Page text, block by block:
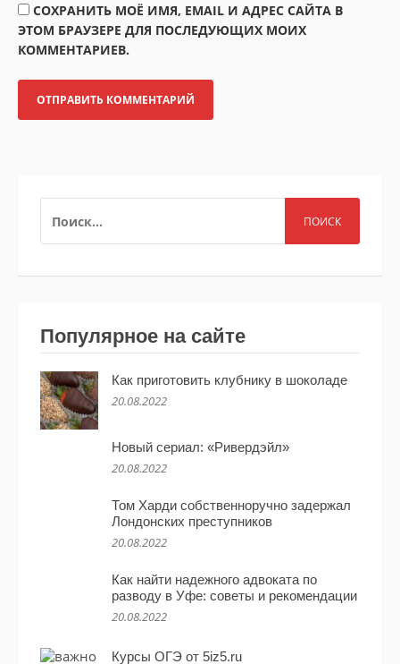
СОХРАНИТЬ МОЁ ИМЯ, EMAIL И АДРЕС САЙТА В
ЭТОМ БРАУЗЕРЕ ДЛЯ ПОСЛЕДУЮЩИХ МОИХ
КОММЕНТАРИЕВ.
Популярное на сайте
Как приготовить клубнику в шоколаде
20.08.2022
Новый сериал: «Ривердэйл»
20.08.2022
Том Харди собственноручно задержал
Лондонских преступников
20.08.2022
Как найти надежного адвоката по
разводу в Уфе: советы и рекомендации
20.08.2022
Курсы ОГЭ от 5iz5.ru